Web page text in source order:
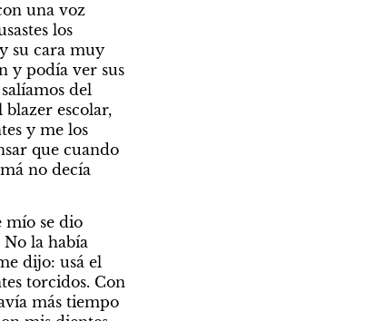
una voz
los
su cara muy
y podía ver sus
del
escolar,
y me los
que cuando
no decía
mío se dio
No la había
dijo: usá el
torcidos. Con
más tiempo